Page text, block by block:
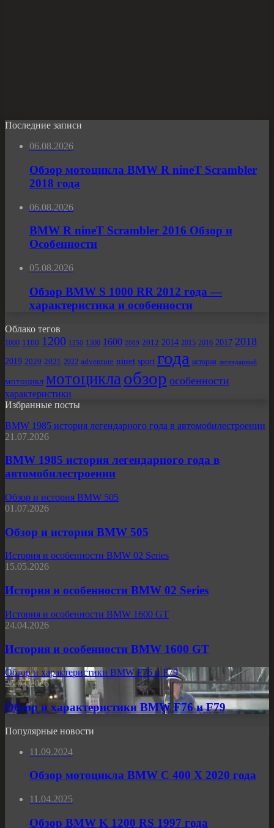
Последние записи
06.08.2026
Обзор мотоцикла BMW R nineT Scrambler
2018 года
06.08.2026
BMW R nineT Scrambler 2016 Обзор и
Особенности
05.08.2026
Обзор BMW S 1000 RR 2012 года —
характеристика и особенности
Облако тегов
1000 1100 1200 1250 1300 1600 2009 2012 2014 2015 2016 2017 2018
2019 2020 2021 2022 adventure ninet sport года история легендарный
мотоцикл мотоцикла обзор особенности
характеристики
Избранные посты
BMW 1985 история легендарного года в автомобилестроении
21.07.2026
BMW 1985 история легендарного года в
автомобилестроении
Обзор и история BMW 505
01.07.2026
Обзор и история BMW 505
История и особенности BMW 02 Series
15.05.2026
История и особенности BMW 02 Series
История и особенности BMW 1600 GT
24.04.2026
История и особенности BMW 1600 GT
Обзор и характеристики BMW F76 и F79
25.03.2026
Обзор и характеристики BMW F76 и F79
Популярные новости
11.09.2024
Обзор мотоцикла BMW C 400 X 2020 года
11.04.2025
Обзор BMW K 1200 RS 1997 года